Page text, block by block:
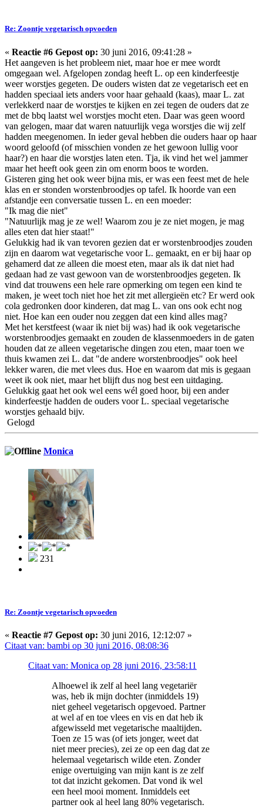
Re: Zoontje vegetarisch opvoeden
« Reactie #6 Gepost op: 30 juni 2016, 09:41:28 »
Het aangeven is het probleem niet, maar hoe er mee wordt
omgegaan wel. Afgelopen zondag heeft L. op een kinderfeestje
weer worstjes gegeten. De ouders wisten dat ze vegetarisch eet en
hadden speciaal iets anders voor haar gehaald (kaas), maar L. zat
verlekkerd naar de worstjes te kijken en zei tegen de ouders dat ze
met de bbq laatst wel worstjes mocht eten. Daar was geen woord
van gelogen, maar dat waren natuurlijk vega worstjes die wij zelf
hadden meegenomen. In ieder geval hebben die ouders haar op haar
woord geloofd (of misschien vonden ze het gewoon lullig voor
haar?) en haar die worstjes laten eten. Tja, ik vind het wel jammer
maar het heeft ook geen zin om enorm boos te worden.
Gisteren ging het ook weer bijna mis, er was een feest met de hele
klas en er stonden worstenbroodjes op tafel. Ik hoorde van een
afstandje een conversatie tussen L. en een moeder:
"Ik mag die niet"
"Natuurlijk mag je ze wel! Waarom zou je ze niet mogen, je mag
alles eten dat hier staat!"
Gelukkig had ik van tevoren gezien dat er worstenbroodjes zouden
zijn en daarom wat vegetarische voor L. gemaakt, en er bij haar op
gehamerd dat ze alleen die moest eten, maar als ik dat niet had
gedaan had ze vast gewoon van de worstenbroodjes gegeten. Ik
vind dat trouwens een hele rare opmerking om tegen een kind te
maken, je weet toch niet hoe het zit met allergieën etc? Er werd ook
cola gedronken door kinderen, dat mag L. van ons ook echt nog
niet. Hoe kan een ouder nou zeggen dat een kind alles mag?
Met het kerstfeest (waar ik niet bij was) had ik ook vegetarische
worstenbroodjes gemaakt en zouden de klassenmoeders in de gaten
houden dat ze alleen vegetarische dingen zou eten, maar toen we
thuis kwamen zei L. dat "de andere worstenbroodjes" ook heel
lekker waren, die met vlees dus. Hoe en waarom dat mis is gegaan
weet ik ook niet, maar het blijft dus nog best een uitdaging.
Gelukkig gaat het ook wel eens wél goed hoor, bij een ander
kinderfeestje hadden de ouders voor L. speciaal vegetarische
worstjes gehaald bijv.
Gelogd
Monica
231
Re: Zoontje vegetarisch opvoeden
« Reactie #7 Gepost op: 30 juni 2016, 12:12:07 »
Citaat van: bambi op 30 juni 2016, 08:08:36
Citaat van: Monica op 28 juni 2016, 23:58:11
Alhoewel ik zelf al heel lang vegetariër
was, heb ik mijn dochter (inmiddels 19)
niet geheel vegetarisch opgevoed. Partner
at wel af en toe vlees en vis en dat heb ik
afgewisseld met vegetarische maaltijden.
Toen ze 15 was (of iets jonger, weet dat
niet meer precies), zei ze op een dag dat ze
helemaal vegetarisch wilde eten. Zonder
enige overtuiging van mijn kant is ze zelf
tot dat inzicht gekomen. Dat vond ik wel
een heel mooi moment. Inmiddels eet
partner ook al heel lang 80% vegetarisch.